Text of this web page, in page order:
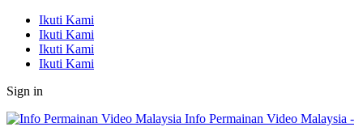
Ikuti Kami
Ikuti Kami
Ikuti Kami
Ikuti Kami
Sign in
Info Permainan Video Malaysia -